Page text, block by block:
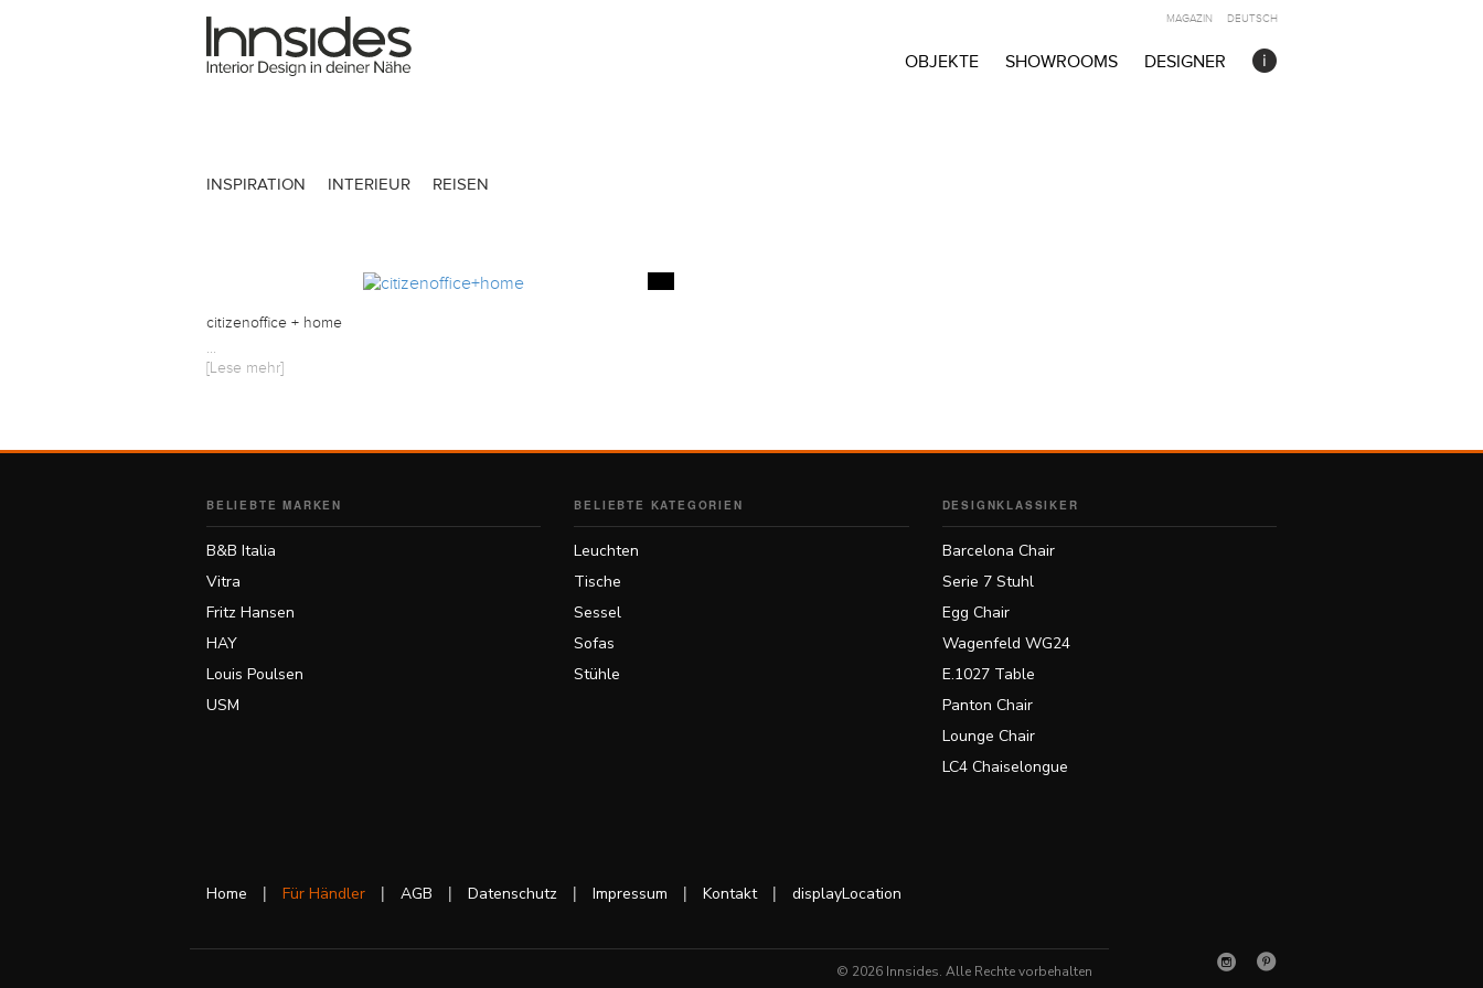
Facebook
Twitter
Newsletter
OBJEKTE SHOWROOMS DESIGNER
MAGAZIN DEUTSCH
INSPIRATION INTERIEUR REISEN
citizenoffice + home
...
[Lese mehr]
BELIEBTE MARKEN
B&B Italia
Vitra
Fritz Hansen
HAY
Louis Poulsen
USM
BELIEBTE KATEGORIEN
Leuchten
Tische
Sessel
Sofas
Stühle
DESIGNKLASSIKER
Barcelona Chair
Serie 7 Stuhl
Egg Chair
Wagenfeld WG24
E.1027 Table
Panton Chair
Lounge Chair
LC4 Chaiselongue
Home | Für Händler | AGB | Datenschutz | Impressum | Kontakt | displayLocation
© 2026 Innsides. Alle Rechte vorbehalten